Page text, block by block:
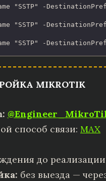
"SSTP" -
"SSTP" -
"SSTP" -
MIKROTIK
способ связи: MAX
до
без выезда —